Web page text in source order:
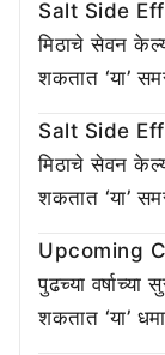
Salt Side
मिठाचे सेवन
शकतात ‘या’
Salt Side
मिठाचे सेवन
शकतात ‘या’
Upcoming
पुढच्या वर्षाच्या
शकतात ‘या’